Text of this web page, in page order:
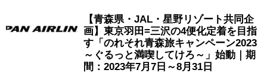
【青森県・JAL・星野リゾート共同企
画】東京羽田=三沢の4便化定着を目指
す「のれそれ青森旅キャンペーン2023
～ぐるっと満喫してけろ～」始動｜期
間：2023年7月7日～8月31日